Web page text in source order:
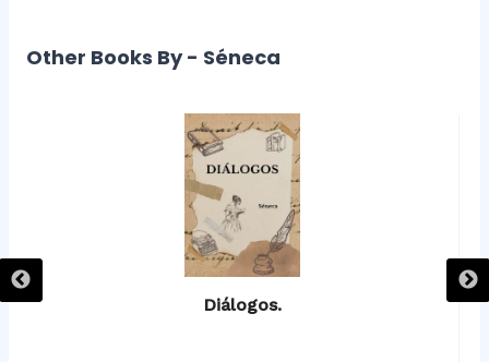
Other Books By - Séneca
Diálogos.